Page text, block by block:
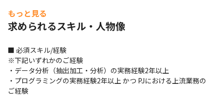
・分析結果報告、施策立案（報告書作成、顧客報告会でのプレゼ
ンなど）
【ビジネス領域】
まずはPL候補としてチームマネジメントや若手データアナリスト
／データサイエンティストの育成のサポートからお願いします。
もっと見る
求められるスキル・人物像
■ 必須スキル/経験
※下記いずれかのご経験
・データ分析（抽出加工・分析）の実務経験2年以上
・プログラミングの実務経験2年以上 かつ PJにおける上流業務の
ご経験